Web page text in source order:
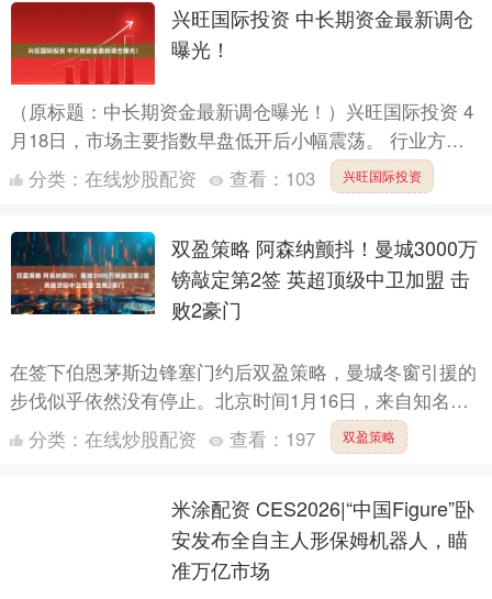
兴旺国际投资 中长期资金最新调仓
曝光！
（原标题：中长期资金最新调仓曝光！）兴旺国际投资 4
月18日，市场主要指数早盘低开后小幅震荡。 行业方
面，银行股集体走强，上海银行、建设银行等均再创历史
新高。通....
分类： 在线炒股配资 查看： 103 兴旺国际投资
双盈策略 阿森纳颤抖！曼城3000万
镑敲定第2签 英超顶级中卫加盟 击
败2豪门
在签下伯恩茅斯边锋塞门约后双盈策略，曼城冬窗引援的
步伐似乎依然没有停止。北京时间1月16日，来自知名转
会专家罗马诺的独家报道，曼城已向水晶宫中卫格伊开出
重磅报价....
分类： 在线炒股配资 查看： 197 双盈策略
米涂配资 CES2026|“中国Figure”卧
安发布全自主人形保姆机器人，瞄
准万亿市场